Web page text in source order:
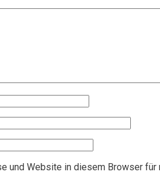
und Website in diesem Browser